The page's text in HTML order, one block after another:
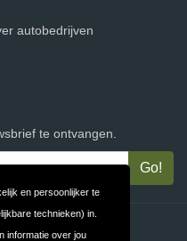
en persoonlijker te
technieken) in.
informatie over jou
autobedrijven
te ontvangen.
Privacy